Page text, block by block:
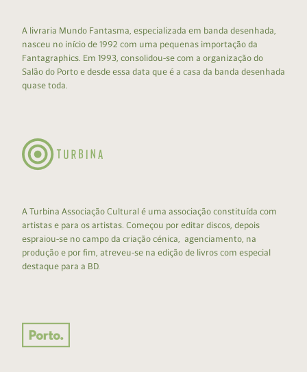
A livraria Mundo Fantasma, especializada em banda desenhada,
nasceu no início de 1992 com uma pequenas importação da
Fantagraphics. Em 1993, consolidou-se com a organização do
Salão do Porto e desde essa data que é a casa da banda desenhada
quase toda.
A Turbina Associação Cultural é uma associação constituída com
artistas e para os artistas. Começou por editar discos, depois
espraiou-se no campo da criação cénica, agenciamento, na
produção e por fim, atreveu-se na edição de livros com especial
destaque para a BD.